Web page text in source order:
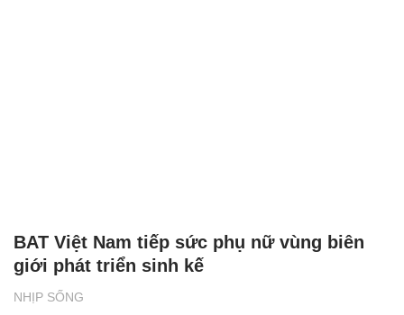
NHỊP SỐNG
BAT Việt Nam tiếp sức phụ nữ vùng biên
giới phát triển sinh kế